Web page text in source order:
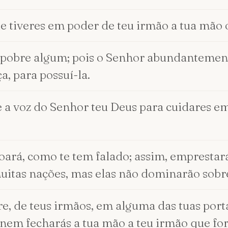
tiveres em poder de teu irmão a tua
algum; pois o Senhor
para possuí-la.
voz do Senhor teu Deus para cuidares
como te tem falado; assim,
nações, mas elas não dominarão
de teus irmãos, em alguma das tuas
fecharás a tua mão a teu irmão que